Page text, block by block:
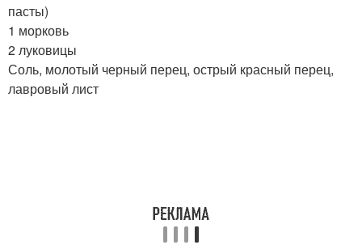
пасты)
1 морковь
2 луковицы
Соль, молотый черный перец, острый красный перец,
лавровый лист